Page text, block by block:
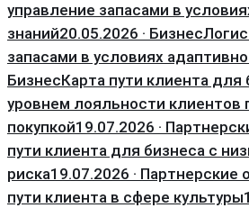
управление запасами в
знаний20.05.2026 · Бизнес
запасами в условиях
БизнесКарта пути клиента для
уровнем лояльности клиентов
покупкой19.07.2026 ·
пути клиента для бизнеса с
риска19.07.2026 · Партнерские
пути клиента в сфере культуры